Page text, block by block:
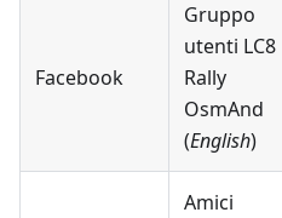
Facebook
Gruppo
utenti LC8
Rally
OsmAnd
(English)
Amici